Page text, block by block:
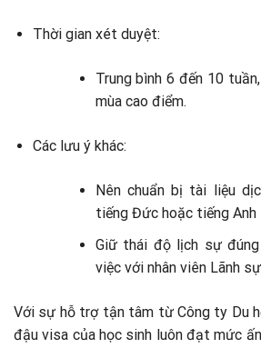
Thời gian xét duyệt:
Trung bình 6 đến 10
mùa cao điểm.
Các lưu ý khác:
Nên chuẩn bị tài liệu
tiếng Đức hoặc tiếng
Giữ thái độ lịch sự
việc với nhân viên Lãnh
Với sự hỗ trợ tận tâm từ Công ty Du
đậu visa của học sinh luôn đạt mức